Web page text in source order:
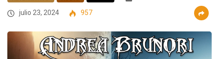
julio 23, 2024
957